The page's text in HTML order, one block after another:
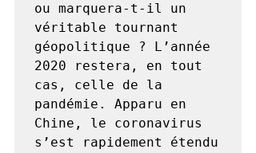
ou marquera-t-il un
véritable tournant
géopolitique ? L’année
2020 restera, en tout
cas, celle de la
pandémie. Apparu en
Chine, le coronavirus
s’est rapidement étendu